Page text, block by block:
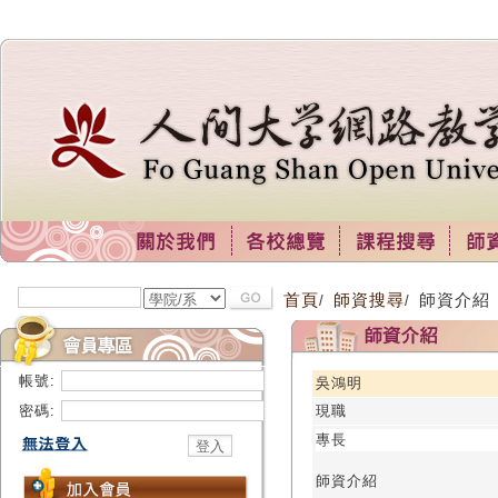
帳號:
密碼:
首頁/ 師資搜尋/ 師資介紹
吳鴻明
現職
專長
師資介紹